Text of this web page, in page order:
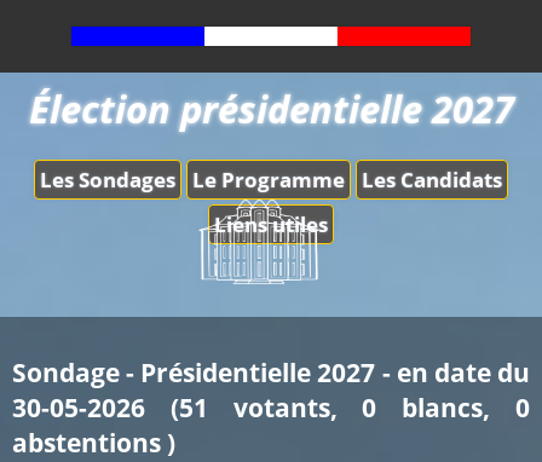
Les Sondages Le Programme
Les Candidats
Liens utiles
Élection présidentielle 2027
Sondage - Présidentielle 2027 - en date du
30-05-2026 (51 votants, 0 blancs, 0
abstentions )